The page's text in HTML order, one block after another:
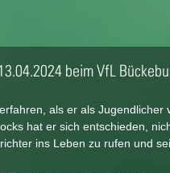
beim VfL
als er als Jugendlicher
hat er sich entschieden,
ins Leben zu rufen und